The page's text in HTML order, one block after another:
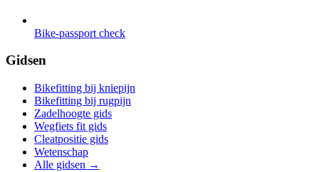
Bike-passport check
Gidsen
Bikefitting bij kniepijn
Bikefitting bij rugpijn
Zadelhoogte gids
Wegfiets fit gids
Cleatpositie gids
Wetenschap
Alle gidsen →